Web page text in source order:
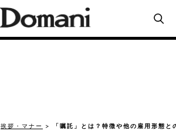
挨拶・マナー 「嘱託」とは？特徴や他の雇用形態